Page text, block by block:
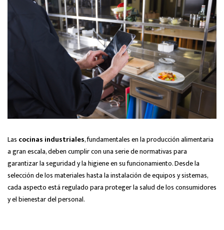
Las cocinas industriales, fundamentales en la producción alimentaria
a gran escala, deben cumplir con una serie de normativas para
garantizar la seguridad y la higiene en su funcionamiento. Desde la
selección de los materiales hasta la instalación de equipos y sistemas,
cada aspecto está regulado para proteger la salud de los consumidores
y el bienestar del personal.